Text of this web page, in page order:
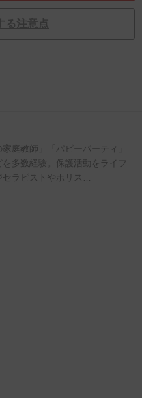
る注意点
庭教師」「パピーパーティ」
を多数経験。保護活動をライフ
ラピストやホリス…